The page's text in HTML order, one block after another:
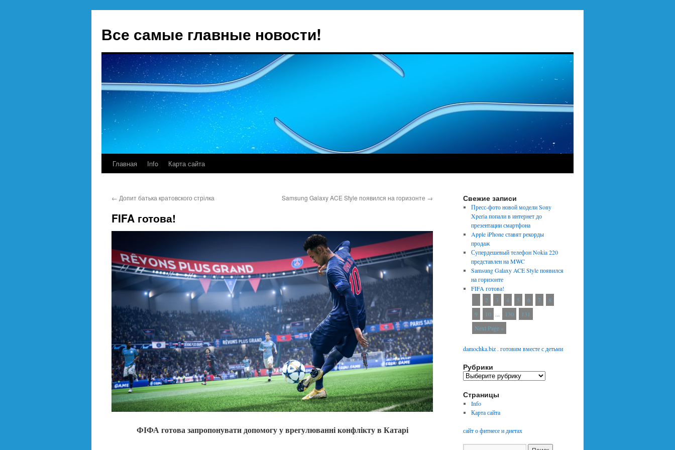
Все самые главные новости!
Перейти
содержимому
Главная Info Карта сайта
← Допит батька кратовского стрілка Samsung Galaxy ACE Style появился на горизонте →
FIFA готова!
ФІФА готова запропонувати допомогу у врегулюванні конфлікту в Катарі
Свежие записи
Пресс-фото новой модели Sony
Xperia попали в интернет до
презентации смартфона
Apple iPhone ставят рекорды
продаж
Супердешевый телефон Nokia 220
представлен на MWC
Samsung Galaxy ACE Style появился
на горизонте
FIFA готова!
2 3 4 5 6 7
8
9
10 ... 130
131
Next Page »
damochka.biz . готовим вместе с детьми
Рубрики
Р
б
р
и
и
Страницы
Info
Карта сайта
сайт о фитнесе и диетах